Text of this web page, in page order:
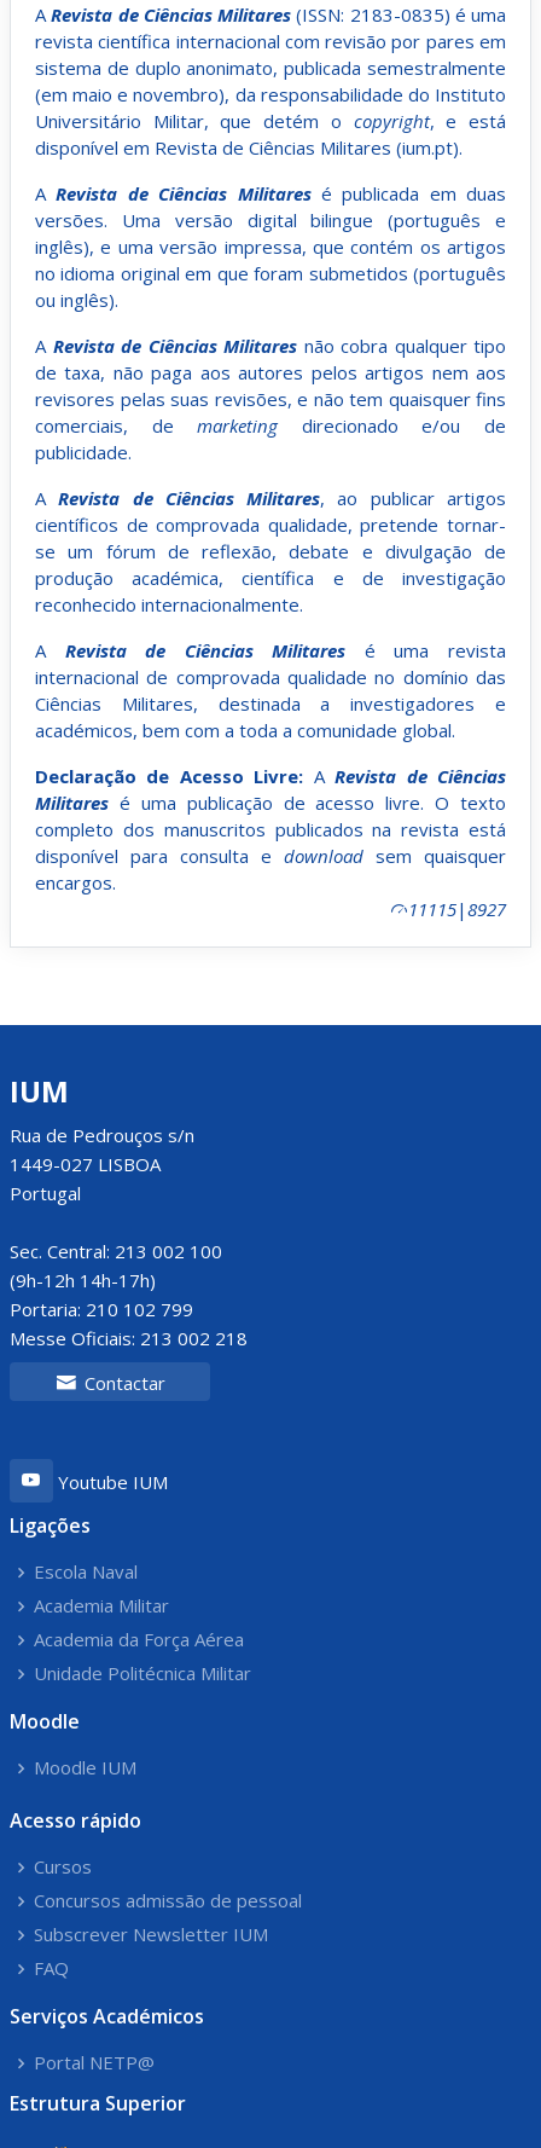
A Revista de Ciências Militares(ISSN: 2183-0835) é uma
revista científica internacional com revisão por pares em
sistema de duplo anonimato, publicada semestralmente
(em maio e novembro), da responsabilidade do Instituto
Universitário Militar, que detém o copyright, e está
disponível em Revista de Ciências Militares (ium.pt).
ARevista de Ciências Militares é publicada em duas
versões. Uma versão digital bilingue (português e
inglês), e uma versão impressa, que contém os artigos
no idioma original em que foram submetidos (português
ou inglês).
A Revista de Ciências Militares não cobra qualquer tipo
de taxa, não paga aos autores pelos artigos nem aos
revisores pelas suas revisões, e não tem quaisquer fins
comerciais, demarketingdirecionado e/ou de
publicidade.
ARevista de Ciências Militares, ao publicar artigos
científicos de comprovada qualidade, pretende tornar-
se um fórum de reflexão, debate e divulgação de
produção académica, científica e de investigação
reconhecido internacionalmente.
A Revista de Ciências Militares é uma revista
internacional de comprovada qualidade no domínio das
Ciências Militares, destinada a investigadores e
académicos, bem com a toda a comunidade global.
Declaração de Acesso Livre: ARevista de Ciências
Militares é uma publicação de acesso livre. O texto
completo dos manuscritos publicados na revista está
disponível para consulta e download sem quaisquer
encargos.
11115| 8927
IUM
Rua de Pedrouços s/n
1449-027 LISBOA
Portugal
Sec. Central: 213 002 100
(9h-12h 14h-17h)
Portaria: 210 102 799
Messe Oficiais: 213 002 218
Contactar
Youtube IUM
Ligações
Escola Naval
Academia Militar
Academia da Força Aérea
Unidade Politécnica Militar
Moodle
Moodle IUM
Acesso rápido
Cursos
Concursos admissão de pessoal
Subscrever Newsletter IUM
FAQ
Serviços Académicos
Portal NETP@
Estrutura Superior